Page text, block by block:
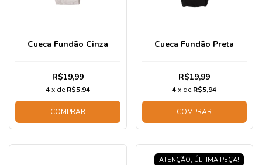
Cueca Fundão Cinza
R$19,99
4 x deR$5,94
COMPRAR
Cueca Fundão Preta
R$19,99
4 x deR$5,94
COMPRAR
ATENÇÃO, ÚLTIMA PEÇA!